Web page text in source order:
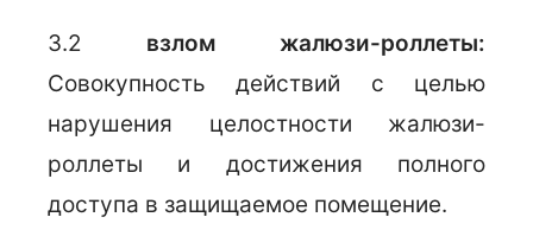
3.2 взлом жалюзи-роллеты:
Совокупность действий с целью
нарушения целостности жалюзи-
роллеты и достижения полного
доступа в защищаемое помещение.